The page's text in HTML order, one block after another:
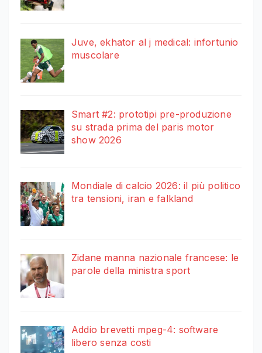
Juve, ekhator al j medical: infortunio
muscolare
Smart #2: prototipi pre-produzione
su strada prima del paris motor
show 2026
Mondiale di calcio 2026: il più politico
tra tensioni, iran e falkland
Zidane manna nazionale francese: le
parole della ministra sport
Addio brevetti mpeg-4: software
libero senza costi